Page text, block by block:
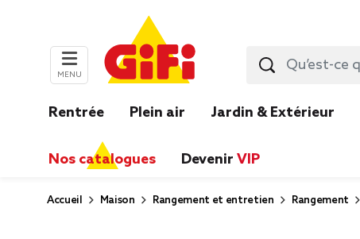
MENU
Rentrée Plein air Jardin & Extérieur
Nos catalogues Devenir VIP
Accueil Maison Rangement et entretien Rangement